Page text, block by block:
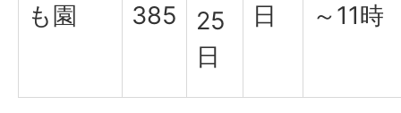
も園
385
日
～11時
25
日